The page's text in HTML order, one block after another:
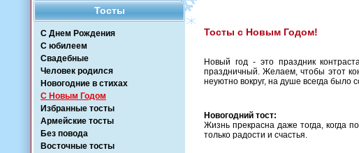
Тосты
С Днем Рождения
С юбилеем
Свадебные
Человек родился
Новогодние в стихах
С Новым Годом
Избранные тосты
Армейские тосты
Без повода
Восточные тосты
Тосты с Новым Годом!
Новый год - это праздник
праздничный. Желаем, чтобы этот
неуютно вокруг, на душе всегда было
Новогодний тост:
Жизнь прекрасна даже тогда, когда
только радости и счастья.